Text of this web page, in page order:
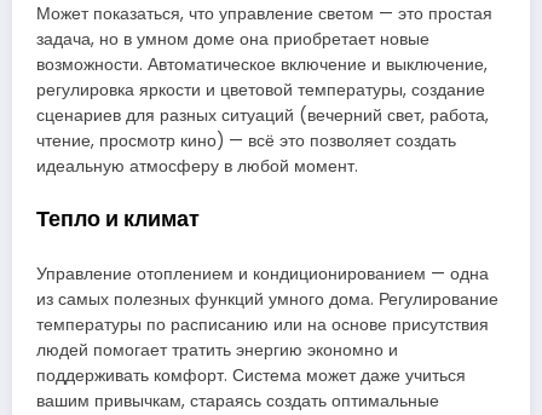
Может показаться, что управление светом — это простая
задача, но в умном доме она приобретает новые
возможности. Автоматическое включение и выключение,
регулировка яркости и цветовой температуры, создание
сценариев для разных ситуаций (вечерний свет, работа,
чтение, просмотр кино) — всё это позволяет создать
идеальную атмосферу в любой момент.
Тепло и климат
Управление отоплением и кондиционированием — одна
из самых полезных функций умного дома. Регулирование
температуры по расписанию или на основе присутствия
людей помогает тратить энергию экономно и
поддерживать комфорт. Система может даже учиться
вашим привычкам, стараясь создать оптимальные